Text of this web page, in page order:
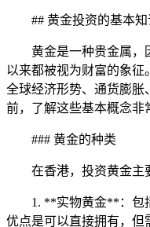
## 黄金投资的基本知
黄金是一种贵金属，
以来都被视为财富的象
全球经济形势、通货膨胀
前，了解这些基本概念非
### 黄金的种类
在香港，投资黄金主
1. **实物黄金**：包
优点是可以直接拥有，但